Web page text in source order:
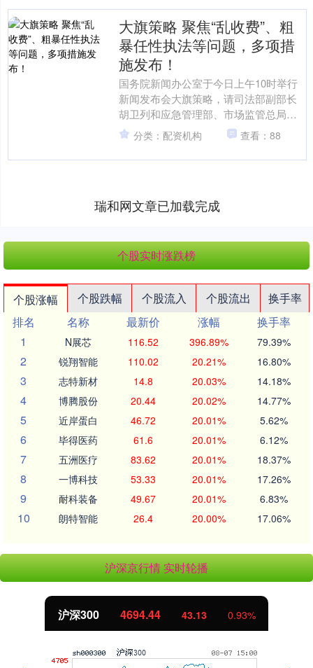
大旗策略 聚焦“乱收费”、粗
暴任性执法等问题，多项措
施发布！
国务院新闻办公室于今日上午10时举行
新闻发布会大旗策略，请司法部副部长
胡卫列和应急管理部、市场监管总局有
关负责人介绍规范涉企行政执法专项行
动开展情况。 要点如下....
分类：配资机构 查看：88
瑞和网文章已加载完成
个股实时涨跌榜
个股涨幅 个股跌幅 个股流入 个股流出
换手率
排名
名称 最新价 涨幅
换手率
1
N展芯 116.52 396.89% 79.39%
2 锐翔智能 110.02 20.21% 16.80%
3 志特新材 14.8 20.03% 14.18%
4 博腾股份 20.44 20.02% 14.77%
5 近岸蛋白 46.72 20.01% 5.62%
6 毕得医药 61.6 20.01% 6.12%
7 五洲医疗 83.62 20.01% 18.37%
8 一博科技 53.33 20.01% 17.26%
9 耐科装备 49.67 20.01% 6.83%
10 朗特智能 26.4 20.00% 17.06%
沪深京行情 实时轮播
沪深300 4694.44 43.13 0.93%